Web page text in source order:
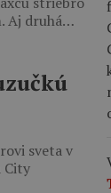
Aj druhá…
sveta v
City